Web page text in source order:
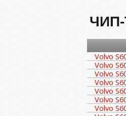
ЧИП-
Volvo
Volvo
Volvo
Volvo
Volvo
Volvo
Volvo